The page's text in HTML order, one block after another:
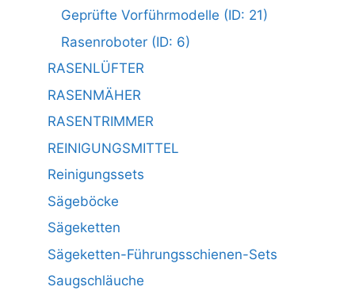
Geprüfte Vorführmodelle (ID: 21)
Rasenroboter (ID: 6)
RASENLÜFTER
RASENMÄHER
RASENTRIMMER
REINIGUNGSMITTEL
Reinigungssets
Sägeböcke
Sägeketten
Sägeketten-Führungsschienen-Sets
Saugschläuche